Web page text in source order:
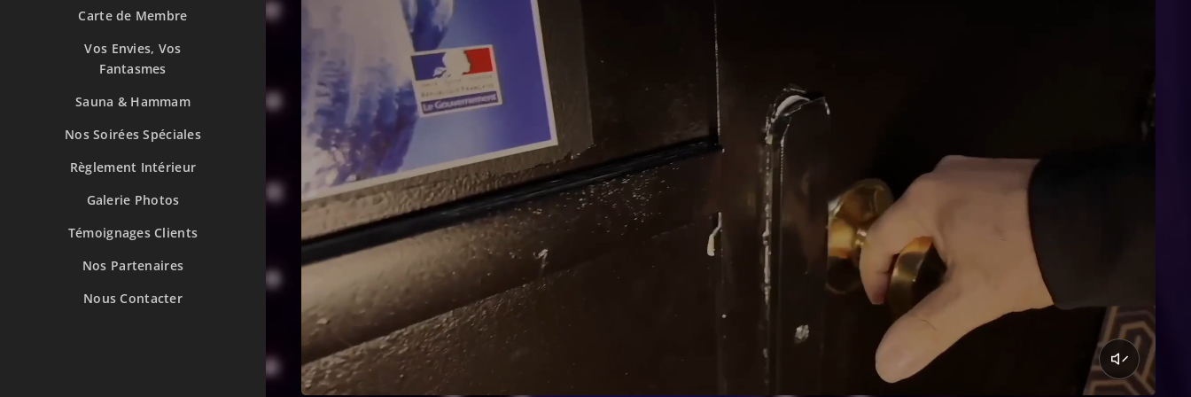
Carte de Membre
Vos Envies, Vos
Fantasmes
Sauna & Hammam
Nos Soirées Spéciales
Règlement Intérieur
Galerie Photos
Témoignages Clients
Nos Partenaires
Nous Contacter